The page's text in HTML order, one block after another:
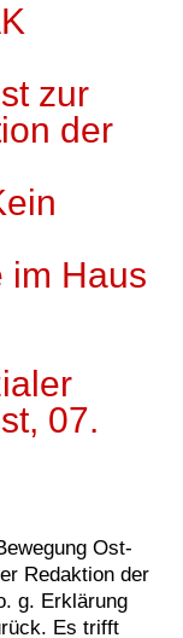
zur
der
im Haus
07.
Ost-
Redaktion der
g. Erklärung
Es trifft